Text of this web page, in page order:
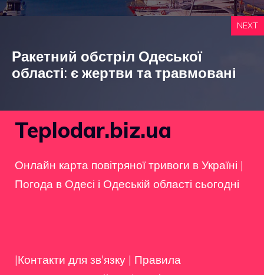
NEXT
Ракетний обстріл Одеської
області: є жертви та травмовані
Teplodar.biz.ua
Онлайн карта повітряної тривоги в Україні |
Погода в Одесі і Одеській області сьогодні
|Контакти для зв'язку | Правила